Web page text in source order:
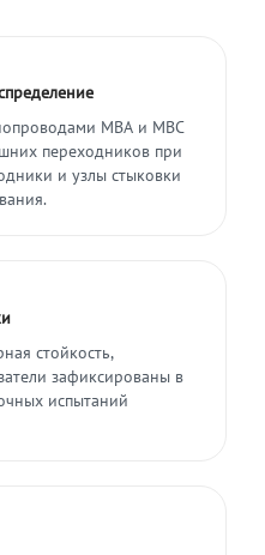
МВА и МВС
переходников при
и узлы стыковки
стойкость,
зафиксированы в
испытаний